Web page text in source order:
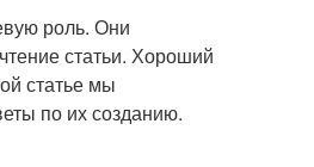
роль. Они
статьи. Хороший
статье мы
по их созданию.